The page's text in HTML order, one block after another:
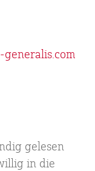
generalis.com
gelesen
in die